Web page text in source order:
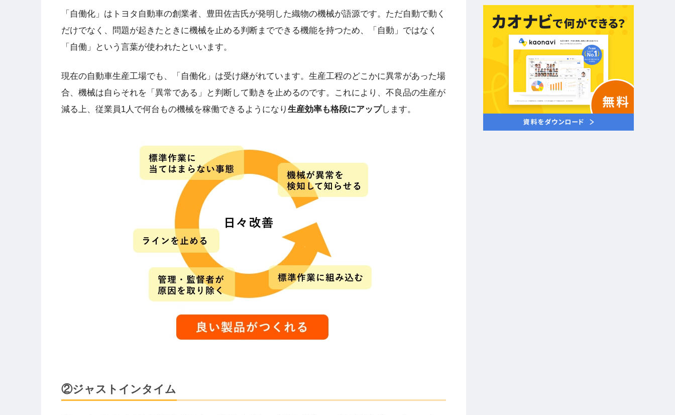
「自働化」はトヨタ自動車の創業者、豊田佐吉氏が発明した織物の機械が語源です。ただ自動で動く
だけでなく、問題が起きたときに機械を止める判断までできる機能を持つため、「自動」ではなく
「自働」という言葉が使われたといいます。
現在の自動車生産工場でも、「自働化」は受け継がれています。生産工程のどこかに異常があった場
合、機械は自らそれを「異常である」と判断して動きを止めるのです。これにより、不良品の生産が
減る上、従業員1人で何台もの機械を稼働できるようになり 生産効率も格段にアップします。
②ジャストインタイム